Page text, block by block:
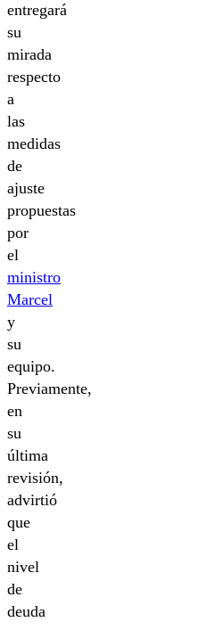
entregará
su
mirada
respecto
a
las
medidas
de
ajuste
propuestas
por
el
ministro
Marcel
y
su
equipo.
Previamente,
en
su
última
revisión,
advirtió
que
el
nivel
de
deuda